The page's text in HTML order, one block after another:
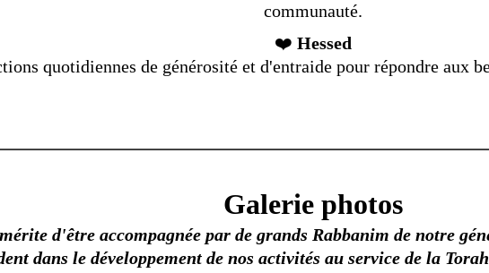
communauté.
❤️ Hessed
quotidiennes de générosité et d'entraide pour répondre aux
Galerie photos
d'être accompagnée par de grands Rabbanim de notre
dans le développement de nos activités au service de la